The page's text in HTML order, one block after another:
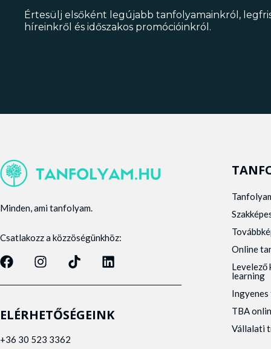
Értesülj elsőként legújabb tanfolyamainkról,
híreinkről és időszakos promócióinkról.
Minden, ami tanfolyam.
Csatlakozz a közzöségünkhöz:
ELÉRHETŐSÉGEINK
+36 30 523 3362
Online
Levelező
learning
Ingyenes
TBA
Vállalati